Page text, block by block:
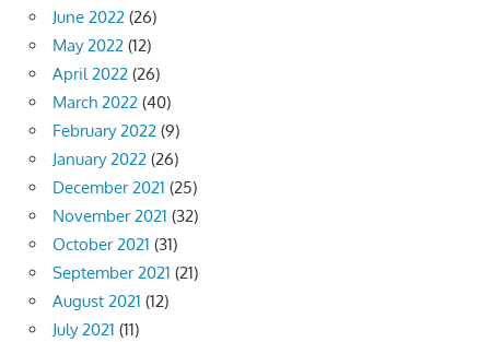
June 2022 (26)
May 2022 (12)
April 2022 (26)
March 2022 (40)
February 2022 (9)
January 2022 (26)
December 2021 (25)
November 2021 (32)
October 2021 (31)
September 2021 (21)
August 2021 (12)
July 2021 (11)